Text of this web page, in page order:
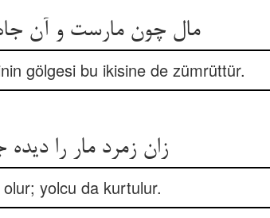
مال چون مارست و آن جاه اژدها ** سایه‌ی مردان زمرد این دو را
gölgesi bu ikisine de zümrüttür.
زان زمرد مار را دیده جهد ** کور گردد مار و ره‌رو وا رهد
olur; yolcu da kurtulur.